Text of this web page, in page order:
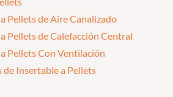
Pellets de Aire Canalizado
Pellets de Calefacción Central
Pellets Con Ventilación
de Insertable a Pellets